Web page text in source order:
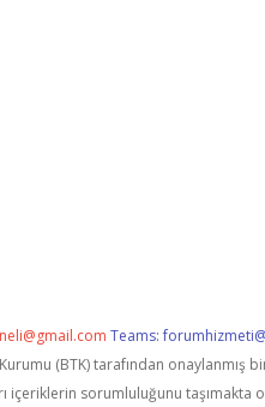
Teams:
(BTK) tarafından
içeriklerin sorumluluğunu